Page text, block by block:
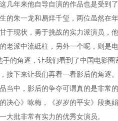
几年来他自导自演的作品也是受到
的朱一龙和易烊千玺，两位虽然在
于现状，勇于挑战的实力派演员，
老派中流砥柱，另外一个呢，则是
手的角逐，让我们看到了中国电影圈
接下来让我们再看一看影后的角逐。
当中，影后的争夺可谓真的是非常
决心》咏梅，《岁岁的平安》段奥娟
大批非常有实力的优秀女演员。